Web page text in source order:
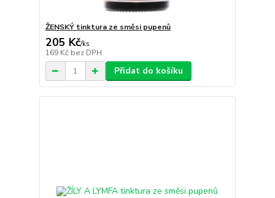
ŽENSKÝ tinktura ze směsi pupenů
205 Kč/ks
169 Kč bez DPH
Přidat do košíku